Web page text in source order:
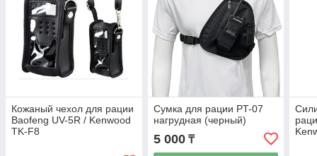
Кожаный чехол для рации
Baofeng UV-5R / Kenwood
TK-F8
Сумка для рации PT-07
нагрудная (черный)
5 000₸